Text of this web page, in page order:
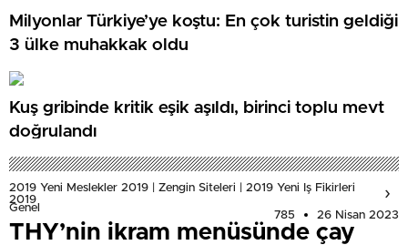
Milyonlar Türkiye’ye koştu: En çok turistin geldiği
3 ülke muhakkak oldu
Kuş gribinde kritik eşik aşıldı, birinci toplu mevt
doğrulandı
2019 Yeni Meslekler 2019 | Zengin Siteleri | 2019 Yeni Iş Fikirleri
2019
Genel
785 26 Nisan 2023
THY’nin ikram menüsünde çay